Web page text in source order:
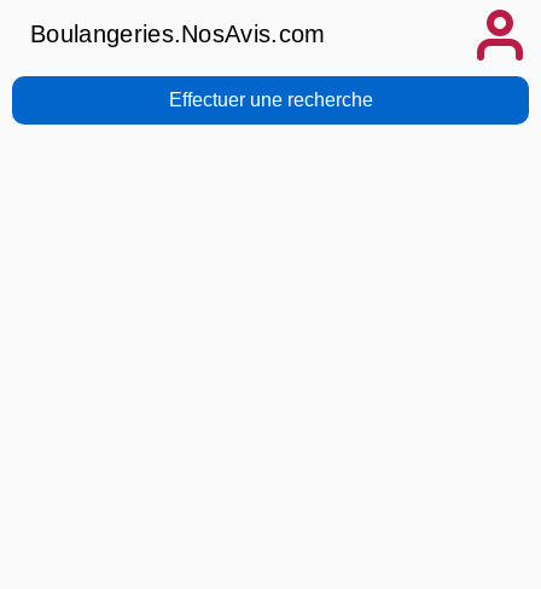
Boulangeries.NosAvis.com
Effectuer une recherche